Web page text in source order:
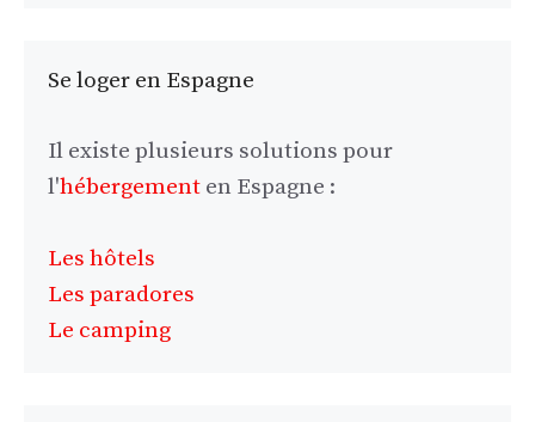
Se loger en Espagne
Il existe plusieurs solutions pour
l'hébergement en Espagne :
Les hôtels
Les paradores
Le camping